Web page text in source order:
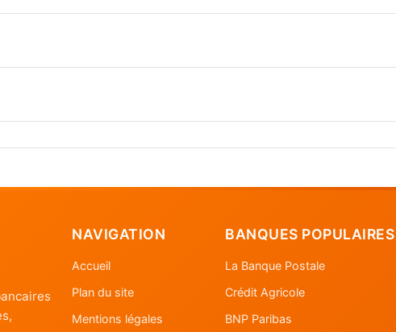
NAVIGATION
Accueil
Plan du site
Mentions légales
BANQUES POPULAIRES
La Banque Postale
Crédit Agricole
BNP Paribas